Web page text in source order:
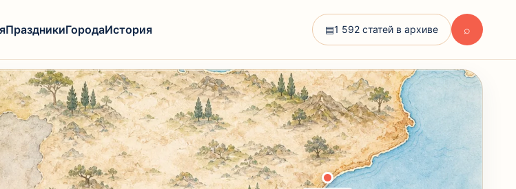
ПраздникиГородаИстория ▤1 592 статей в архиве ⌕